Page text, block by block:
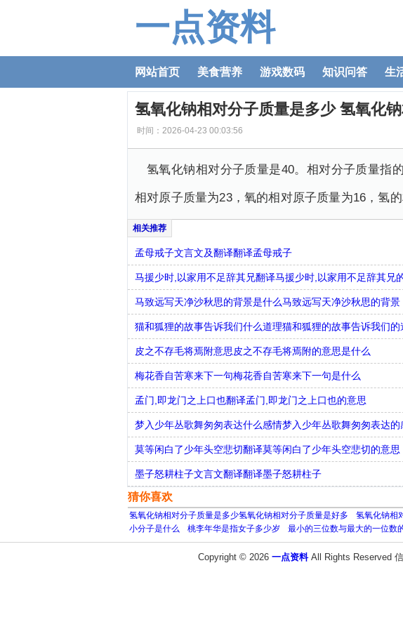
一点资料
网站首页 美食营养 游戏数码 知识问答 生
氢氧化钠相对分子质量是多少 氢氧化
时间：2026-04-23 00:03:56
氢氧化钠相对分子质量是40。相对分子质量指
相对原子质量为23，氧的相对原子质量为16，氢
孟母戒子文言文及翻译翻译孟母戒子
马援少时,以家用不足辞其兄翻译马援少时,以家用不足辞其兄
马致远写天净沙秋思的背景是什么马致远写天净沙秋思的背景
猫和狐狸的故事告诉我们什么道理猫和狐狸的故事告诉我们的
皮之不存毛将焉附意思皮之不存毛将焉附的意思是什么
梅花香自苦寒来下一句梅花香自苦寒来下一句是什么
孟门,即龙门之上口也翻译孟门,即龙门之上口也的意思
梦入少年丛歌舞匆匆表达什么感情梦入少年丛歌舞匆匆表达的
莫等闲白了少年头空悲切翻译莫等闲白了少年头空悲切的意思
墨子怒耕柱子文言文翻译翻译墨子怒耕柱子
猜你喜欢
氢氧化钠相对分子质量是多少氢氧化钠相对分子质量是好多 氢氧化钠相
小分子是什么
桃李年华是指女子多少岁 最小的三位数与最大的一位数
Copyright © 2026 一点资料All Rights Reserved